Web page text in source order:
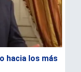
hacia los más